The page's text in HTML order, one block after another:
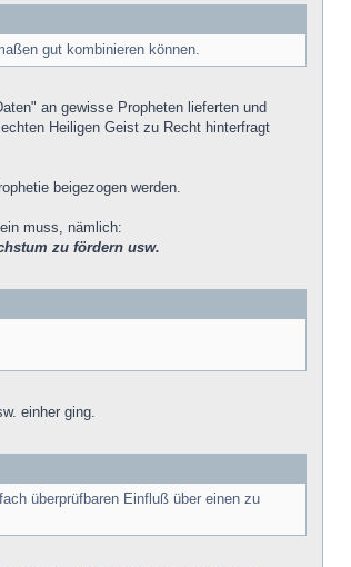
gut kombinieren können.
an gewisse Propheten lieferten und
Heiligen Geist zu Recht hinterfragt
beigezogen werden.
muss, nämlich:
zu fördern usw.
einher ging.
überprüfbaren Einfluß über einen zu